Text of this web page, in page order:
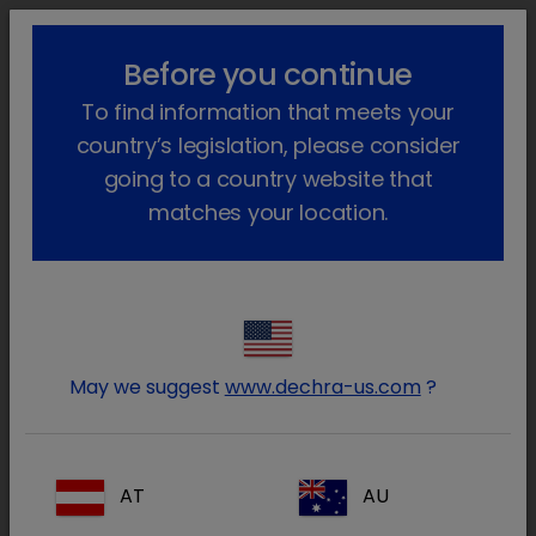
lock_outline search menu
Notícias
Porus One, para a manutenção da saúde renal felina
Porus One, para a manutenção da
saúde renal felina
de anunciar o lançamento do Porus One,
um adsorvente seletivo de subprodutos
urémicas.
Before you continue
To find information that meets your
country’s legislation, please consider
going to a country website that
matches your location.
May we suggest www.dechra-us.com ?
AT AU